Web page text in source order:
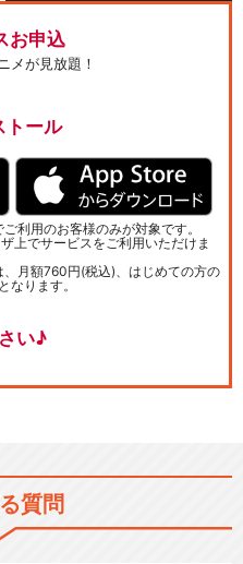
お申込
メが見放題！
トール
利用のお客様のみが対象です。
上でサービスをご利用いただけま
月額760円(税込)、はじめての方の
なります。
い♪
質問